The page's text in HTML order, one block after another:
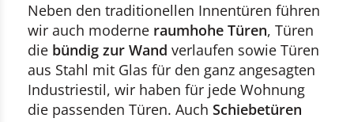
Neben den traditionellen Innentüren führen
wir auch moderne raumhohe Türen, Türen
die bündig zur Wand verlaufen sowie Türen
aus Stahl mit Glas für den ganz angesagten
Industriestil, wir haben für jede Wohnung
die passenden Türen. Auch Schiebetüren